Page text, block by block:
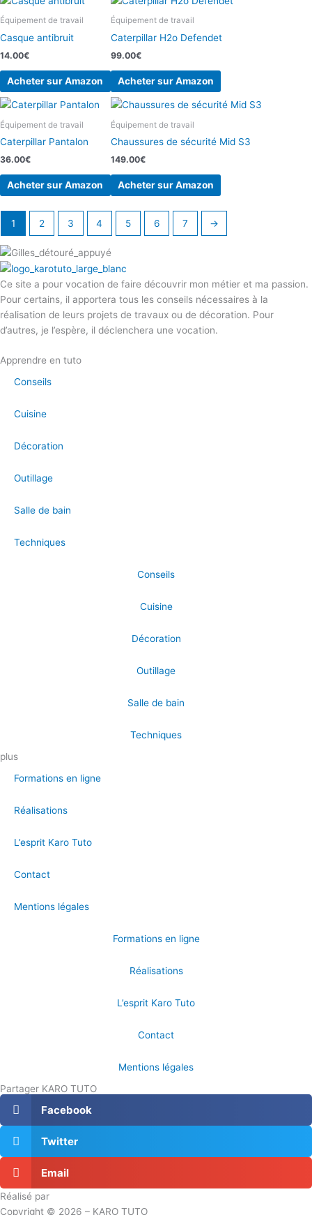
Équipement de travail
Casque antibruit
14.00€
Acheter sur Amazon
Équipement de travail
Caterpillar H2o Defendet
99.00€
Acheter sur Amazon
Équipement de travail
Caterpillar Pantalon
36.00€
Acheter sur Amazon
Équipement de travail
Chaussures de sécurité Mid S3
149.00€
Acheter sur Amazon
1 2 3 4 5 6 7 →
Ce site a pour vocation de faire découvrir mon métier et ma passion.
Pour certains, il apportera tous les conseils nécessaires à la
réalisation de leurs projets de travaux ou de décoration. Pour
d’autres, je l’espère, il déclenchera une vocation.
Apprendre en tuto
Conseils
Cuisine
Décoration
Outillage
Salle de bain
Techniques
Conseils
Cuisine
Décoration
Outillage
Salle de bain
Techniques
plus
Formations en ligne
Réalisations
L’esprit Karo Tuto
Contact
Mentions légales
Formations en ligne
Réalisations
L’esprit Karo Tuto
Contact
Mentions légales
Partager KARO TUTO
Facebook
Twitter
Email
Réalisé par
Copyright © 2026 – KARO TUTO